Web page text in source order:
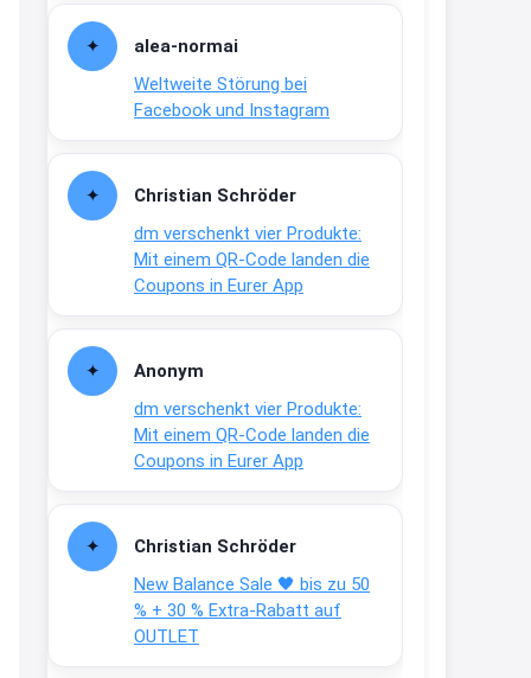
alea-normai
Weltweite Störung bei
Facebook und Instagram
Christian Schröder
dm verschenkt vier Produkte:
Mit einem QR-Code landen die
Coupons in Eurer App
Anonym
dm verschenkt vier Produkte:
Mit einem QR-Code landen die
Coupons in Eurer App
Christian Schröder
New Balance Sale 🖤 bis zu 50
% + 30 % Extra-Rabatt auf
OUTLET
↩
www.meineapotheke.de/
2:19
↩
Joachim
www.linda.de/vorteile/coupons/...
2:21
↩
Gratis Hitzewarn-Aufkleber /
verfärbt sich ab 28 Grad /siehe
Text weiter unten
shop.bioeg.de/aufkleber-
achtun...